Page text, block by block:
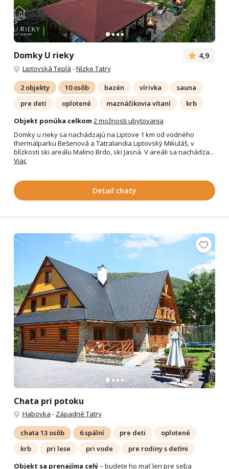
Domky U rieky 4,9
Liptovská Teplá -Nízke Tatry
2 objekty 10 osôb bazén vírivka
sauna
pre deti
oplotené maznáčikovia vítaní
krb
Objekt ponúka celkom 2 možnosti ubytovania
Domky u rieky sa nachádzajú na Liptove 1 km od vodného
thermalparku Bešenová a Tatralandia Liptovský Mikuláš, v
blízkosti ski areálu Malino Brdo, ski Jasná. V areáli sa nachádza...
Viac
Detail chaty
Chata pri potoku
Habovka - Západné Tatry
chata 13 osôb 6 spální pre deti
oplotené
krb
pri lese pri vode
pre rodiny s deťmi
Objekt sa prenajíma celý– budete ho mať len pre seba